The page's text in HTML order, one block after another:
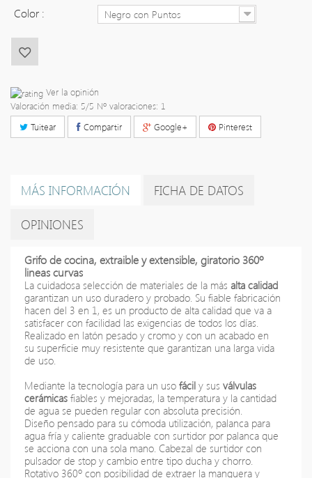
Color : Negro con Puntos
Ver la opinión
Valoración media: 5/5 Nº valoraciones: 1
Tuitear
Compartir Google+ Pinterest
MÁS INFORMACIÓN FICHA DE DATOS
OPINIONES
Grifo de cocina, extraible y extensible, giratorio 360º
lineas curvas
La cuidadosa selección de materiales de la más alta calidad
garantizan un uso duradero y probado. Su fiable fabricación
hacen del 3 en 1, es un producto de alta calidad que va a
satisfacer con facilidad las exigencias de todos los días.
Realizado en latón pesado y cromo y con un acabado en
su superficie muy resistente que garantizan una larga vida
de uso.
Mediante la tecnología para un uso fácil y sus válvulas
cerámicas fiables y mejoradas, la temperatura y la cantidad
de agua se pueden regular con absoluta precisión.
Diseño pensado para su cómoda utilización, palanca para
agua fría y caliente graduable con surtidor por palanca que
se acciona con una sola mano. Cabezal de surtidor con
pulsador de stop y cambio entre tipo ducha y chorro.
Rotativo 360º con posibilidad de extraer la manguera y